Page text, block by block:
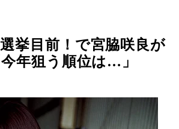
挙目前！で宮脇咲良が
年狙う順位は…」